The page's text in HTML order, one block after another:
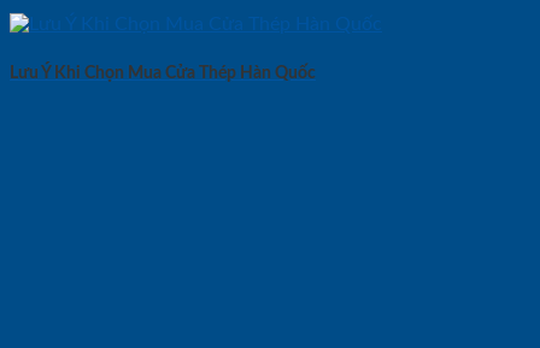
Lưu Ý Khi Chọn Mua Cửa Thép Hàn Quốc